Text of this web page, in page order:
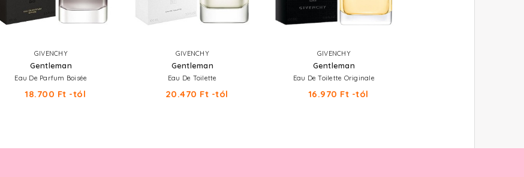
GIVENCHY
Gentleman
Eau De Parfum Boisée
18.700 Ft -tól
GIVENCHY
Gentleman
Eau De Toilette
20.470 Ft -tól
GIVENCHY
Gentleman
Eau De Toilette Originale
16.970 Ft -tól